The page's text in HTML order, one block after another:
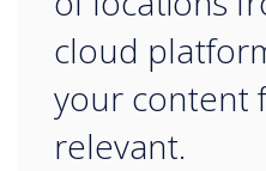
cloud
your content
relevant.